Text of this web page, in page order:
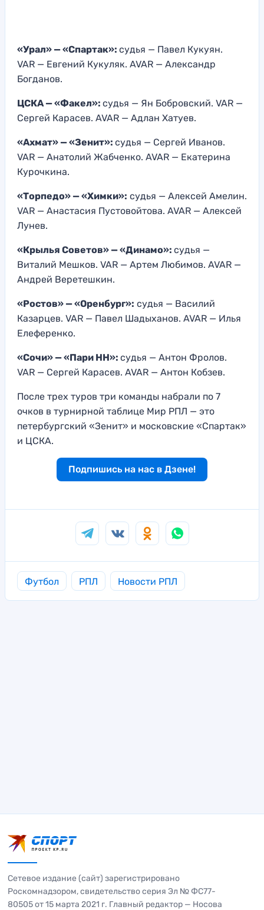
«Урал» — «Спартак»: судья — Павел Кукуян.
VAR — Евгений Кукуляк. AVAR — Александр
Богданов.
ЦСКА — «Факел»: судья — Ян Бобровский. VAR —
Сергей Карасев. AVAR — Адлан Хатуев.
«Ахмат» — «Зенит»: судья — Сергей Иванов.
VAR — Анатолий Жабченко. AVAR — Екатерина
Курочкина.
«Торпедо» — «Химки»: судья — Алексей Амелин.
VAR — Анастасия Пустовойтова. AVAR — Алексей
Лунев.
«Крылья Советов» — «Динамо»: судья —
Виталий Мешков. VAR — Артем Любимов. AVAR —
Андрей Веретешкин.
«Ростов» — «Оренбург»: судья — Василий
Казарцев. VAR — Павел Шадыханов. AVAR — Илья
Елеференко.
«Сочи» — «Пари НН»: судья — Антон Фролов.
VAR — Сергей Карасев. AVAR — Антон Кобзев.
После трех туров три команды набрали по 7
очков в турнирной таблице Мир РПЛ — это
петербургский «Зенит» и московские «Спартак»
и ЦСКА.
Подпишись на нас в Дзене!
Футбол РПЛ Новости РПЛ
Сетевое издание (сайт) зарегистрировано
Роскомнадзором, свидетельство серия Эл № ФС77-
80505 от 15 марта 2021 г. Главный редактор — Носова